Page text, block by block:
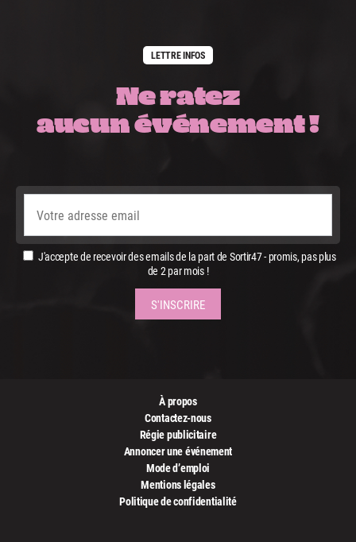
LETTRE INFOS
Ne ratez
aucun événement !
J'accepte de recevoir des emails de la part de Sortir47 - promis, pas plus
de 2 par mois !
À propos
Contactez-nous
Régie publicitaire
Annoncer une événement
Mode d’emploi
Mentions légales
Politique de confidentialité